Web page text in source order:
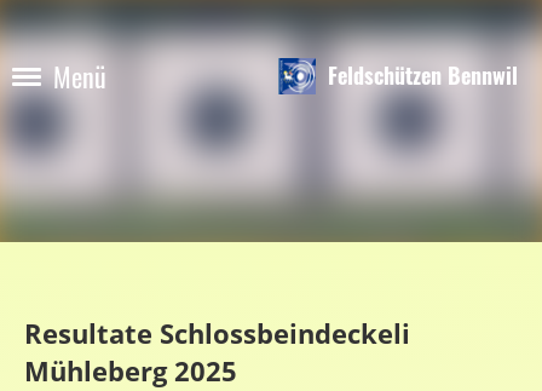
Menü Feldschützen Bennwil
Resultate Schlossbeindeckeli
Mühleberg 2025